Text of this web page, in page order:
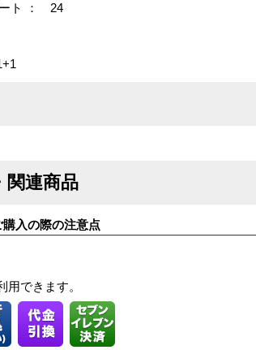
ート ： 24
関連商品
入の際の注意点
用できます。